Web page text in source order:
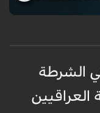
في الشرطة
العراقيين